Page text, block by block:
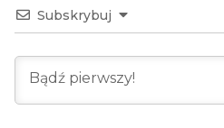
Subskrybuj